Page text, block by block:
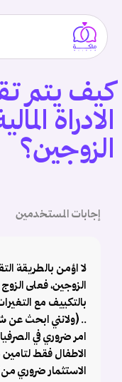
كيف يتم
الادراة
الزوجين؟
إجابات المستخدمين
لا اؤمن بالطريقة
الزوجين، فعلى
بالتكييف مع
.. (ولانني ابحث عن
امر ضروري في
الاطفال فقط
الاستثمار ضروري